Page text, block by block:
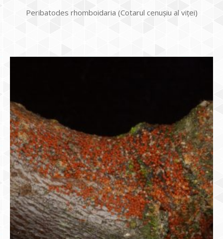
Peribatodes rhomboidaria (Cotarul cenuşiu al viţei)